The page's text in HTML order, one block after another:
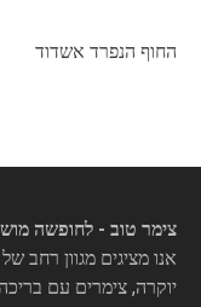
החוף הנפרד אשדוד
צימר טוב - לחופשה
אנו מציגים מגוון רחב
יוקרה, צימרים עם